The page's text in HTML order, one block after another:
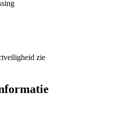
zie